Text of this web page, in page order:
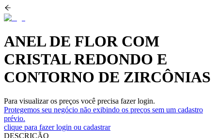
ANEL DE FLOR COM
CRISTAL REDONDO E
CONTORNO DE ZIRCÔNIAS
Para visualizar os preços você precisa fazer login.
Protegemos seu negócio não exibindo os preços sem um cadastro
prévio.
clique para fazer login ou cadastrar
DESCRIÇÃO